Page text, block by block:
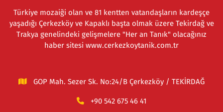
Türkiye mozaiği olan ve 81 kentten vatandaşların kardeşçe
yaşadığı Çerkezköy ve Kapaklı başta olmak üzere Tekirdağ ve
Trakya genelindeki gelişmelere "Her an Tanık" olacağınız
haber sitesi www.cerkezkoytanik.com.tr
GOP Mah. Sezer Sk. No:24/B Çerkezköy / TEKİRDAĞ
+90 542 675 46 41